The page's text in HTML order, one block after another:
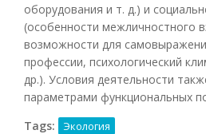
оборудования и т. д.) и
(особенности межличностного
возможности для
профессии, психологический
др.). Условия деятельности
параметрами функциональных
Tags:
Экология